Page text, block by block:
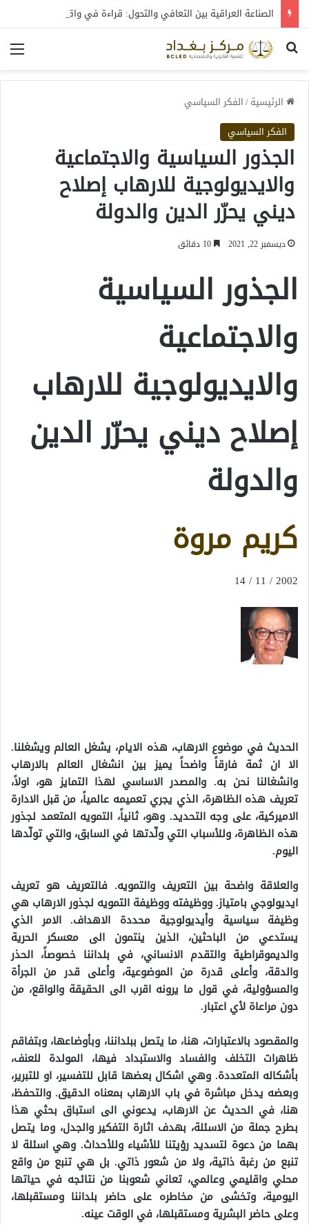
بحث عن
الرئيسية/الفكر السياسي
الفكر السياسي
الجذور السياسية والاجتماعية
والايديولوجية للارهاب إصلاح
ديني يحرّر الدين والدولة
ديسمبر 22, 2021
الجذور السياسية
والاجتماعية
والايديولوجية للارهاب
إصلاح ديني يحرّر الدين
والدولة
كريم مروة
2002 / 11 / 14
الحديث في موضوع الارهاب، هذه الايام، يشغل العالم ويشغلنا.
الا ان ثمة فارقاً واضحاً يميز بين انشغال العالم بالارهاب
وانشغالنا نحن به. والمصدر الاساسي لهذا التمايز هو، اولاً،
تعريف هذه الظاهرة، الذي يجري تعميمه عالمياً، من قبل الادارة
الاميركية، على وجه التحديد. وهو، ثانياً، التمويه المتعمد لجذور
هذه الظاهرة، وللأسباب التي ولّدتها في السابق، والتي تولّدها
اليوم.
والعلاقة واضحة بين التعريف والتمويه. فالتعريف هو تعريف
ايديولوجي بامتياز. ووظيفته ووظيفة التمويه لجذور الارهاب هي
وظيفة سياسية وأيديولوجية محددة الاهداف. الامر الذي
يستدعي من الباحثين، الذين ينتمون الى معسكر الحرية
والديموقراطية والتقدم الانساني، في بلداننا خصوصاً، الحذر
والدقة، وأعلى قدرة من الموضوعية، وأعلى قدر من الجرأة
والمسؤولية، في قول ما يرونه اقرب الى الحقيقة والواقع، من
دون مراعاة لأي اعتبار.
والمقصود بالاعتبارات، هنا، ما يتصل ببلداننا، وبأوضاعها، وبتفاقم
ظاهرات التخلف والفساد والاستبداد فيها، المولدة للعنف،
بأشكاله المتعددة. وهي اشكال بعضها قابل للتفسير، او للتبرير،
وبعضه يدخل مباشرة في باب الارهاب بمعناه الدقيق. والتحفظ،
هنا، في الحديث عن الارهاب، يدعوني الى استباق بحثي هذا
بطرح جملة من الاسئلة، بهدف اثارة التفكير والجدل، وما يتصل
بهما من دعوة لتسديد رؤيتنا للأشياء وللأحداث. وهي اسئلة لا
تنبع من رغبة ذاتية، ولا من شعور ذاتي. بل هي تنبع من واقع
محلي واقليمي وعالمي، تعاني شعوبنا من نتائجه في حياتها
اليومية، وتخشى من مخاطره على حاضر بلداننا ومستقبلها،
وعلى حاضر البشرية ومستقبلها، في الوقت عينه.